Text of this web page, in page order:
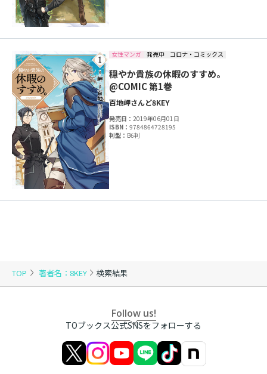
TOP 著者名：8KEY 検索結果
女性マンガ 発売中 コロナ・コミックス
穏やか貴族の休暇のすすめ。
@COMIC 第1巻
百地岬さんど8KEY
発売日：2019年06月01日
ISBN：9784864728195
判型： B6判
Follow us!
TOブックス公式SNSをフォローする